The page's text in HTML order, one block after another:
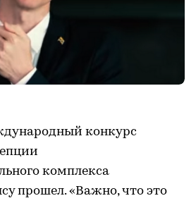
конкурс
комплекса
прошел. «Важно, что это